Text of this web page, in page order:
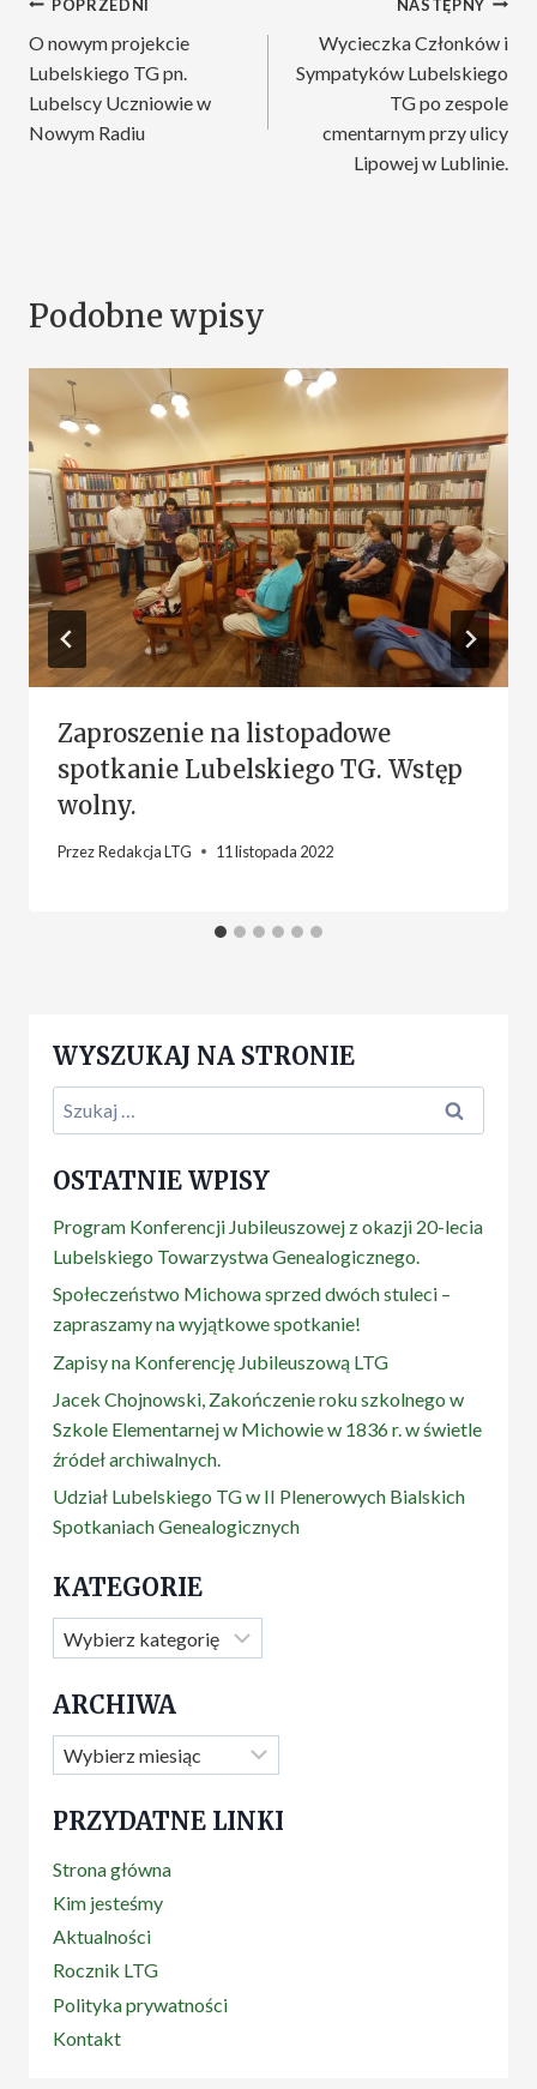
Nawigacja
wpisu
POPRZEDNI
O nowym projekcie
Lubelskiego TG pn.
Lubelscy Uczniowie w
Nowym Radiu
NASTĘPNY
Wycieczka Członków i
Sympatyków Lubelskiego
TG po zespole
cmentarnym przy ulicy
Lipowej w Lublinie.
Podobne wpisy
Zaproszenie na listopadowe
spotkanie Lubelskiego TG. Wstęp
wolny.
PrzezRedakcja LTG 11 listopada 2022
WYSZUKAJ NA STRONIE
Szukaj:
OSTATNIE WPISY
Program Konferencji Jubileuszowej z okazji 20-lecia
Lubelskiego Towarzystwa Genealogicznego.
Społeczeństwo Michowa sprzed dwóch stuleci –
zapraszamy na wyjątkowe spotkanie!
Zapisy na Konferencję Jubileuszową LTG
Jacek Chojnowski, Zakończenie roku szkolnego w
Szkole Elementarnej w Michowie w 1836 r. w świetle
źródeł archiwalnych.
Udział Lubelskiego TG w II Plenerowych Bialskich
Spotkaniach Genealogicznych
KATEGORIE
Kategorie
ARCHIWA
Archiwa
PRZYDATNE LINKI
Strona główna
Kim jesteśmy
Aktualności
Rocznik LTG
Polityka prywatności
Kontakt